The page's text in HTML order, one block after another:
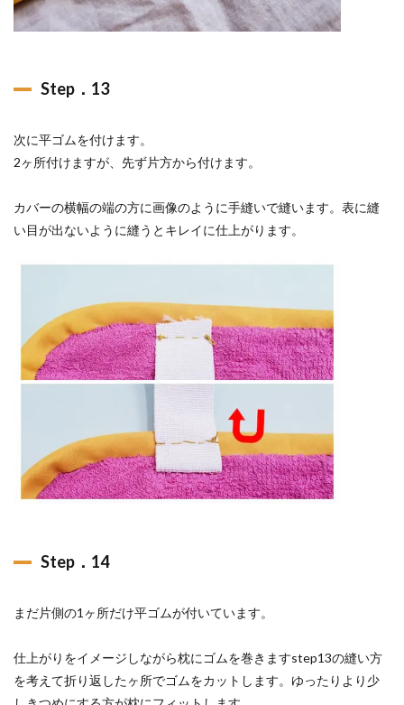
Step．13
次に平ゴムを付けます。
2ヶ所付けますが、先ず片方から付けます。
カバーの横幅の端の方に画像のように手縫いで縫います。表に縫
い目が出ないように縫うとキレイに仕上がります。
Step．14
まだ片側の1ヶ所だけ平ゴムが付いています。
仕上がりをイメージしながら枕にゴムを巻きますstep13の縫い方
を考えて折り返したヶ所でゴムをカットします。ゆったりより少